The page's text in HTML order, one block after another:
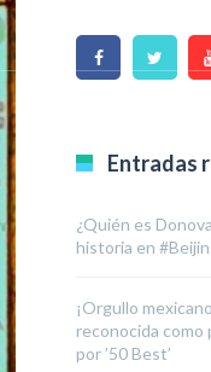
Entradas
¿Quién es
historia en
¡Orgullo
reconocida como
por ’50 Best’